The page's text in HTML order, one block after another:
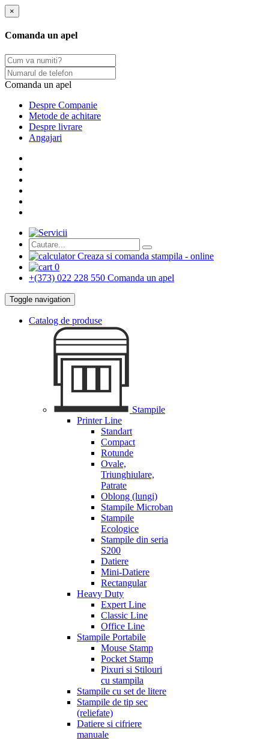
×
Comanda un apel
Comanda un apel
Despre Companie
Metode de achitare
Despre livrare
Angajari
Сreaza si comanda stampila - online
0
+(373) 022 228 550 Comanda un apel
Toggle navigation
Catalog de produse
Stampile
Printer Line
Standart
Compact
Rotunde
Ovale,
Triunghiulare,
Patrate
Oblong (lungi)
Stampile Microban
Stampile
Ecologice
Stampile din seria
S200
Datiere
Mini-Datiere
Rectangular
Heavy Duty
Expert Line
Classic Line
Office Line
Stampile Portabile
Mouse Stamp
Pocket Stamp
Pixuri si Stilouri
cu stampila
Stampile cu set de litere
Stampile de tip sec
(reliefate)
Datiere si cifriere
manuale